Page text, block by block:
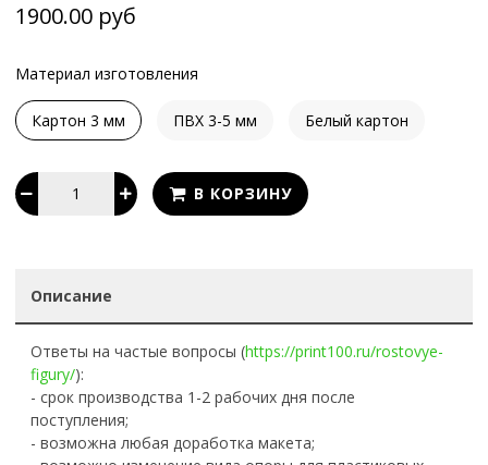
1900.00 руб
Материал изготовления
Картон 3 мм ПВХ 3-5 мм Белый картон
В КОРЗИНУ
Описание
Ответы на частые вопросы (https://print100.ru/rostovye-
figury/):
- срок производства 1-2 рабочих дня после
поступления;
- возможна любая доработка макета;